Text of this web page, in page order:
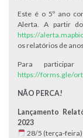
Este é o 5º ano
Alerta. A partir
https://
os relatórios de
Para
https://forms.gle/
NÃO PERCA!
Lançamento
2023
28/5 (terça-feira)